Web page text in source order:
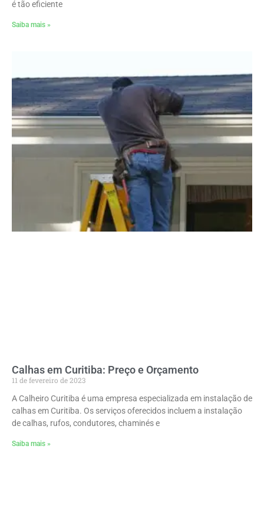
é tão eficiente
Saiba mais »
Calhas em Curitiba: Preço e Orçamento
11 de fevereiro de 2023
A Calheiro Curitiba é uma empresa especializada em instalação de
calhas em Curitiba. Os serviços oferecidos incluem a instalação
de calhas, rufos, condutores, chaminés e
Saiba mais »